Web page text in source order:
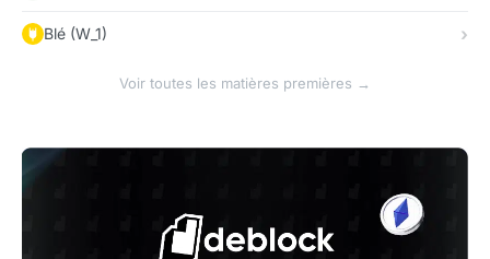
Blé (W_1)
Voir toutes les matières premières →